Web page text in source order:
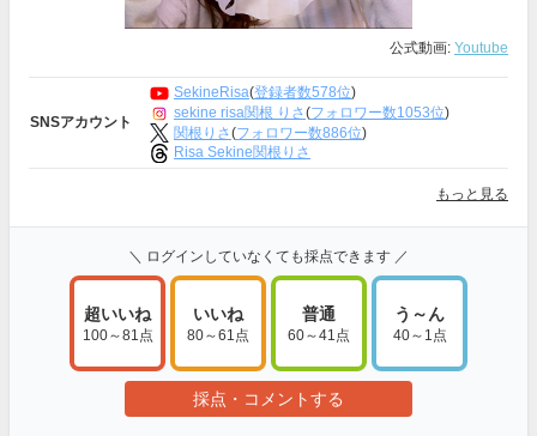
公式動画: Youtube
SNSアカウント
SekineRisa(登録者数578位)
sekine risa関根 りさ(フォロワー数1053位)
関根りさ(フォロワー数886位)
Risa Sekine関根りさ
もっと見る
＼ ログインしていなくても採点できます ／
超いいね
100～81点
いいね
80～61点
普通
60～41点
う～ん
40～1点
採点・コメントする